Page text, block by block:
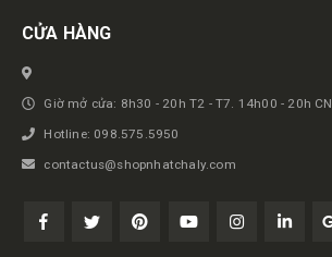
CỬA HÀNG
Giờ mở cửa: 8h30 - 20h T2 - T7. 14h00 - 20h CN
Hotline: 098.575.5950
contactus@shopnhatchaly.com